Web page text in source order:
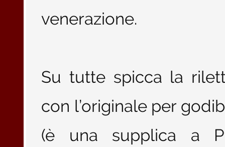
venerazione.
Su tutte spicca la
con l’originale per
(è una supplica a